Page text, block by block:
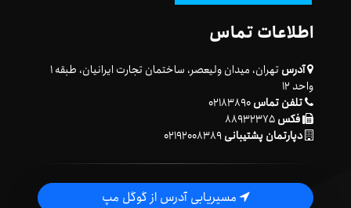
اطلاعات تماس
آدرس
تهران، میدان ولیعصر، ساختمان تجارت ایرانیان، طبقه ۱
واحد ۱۲
تلفن تماس۰۲۱۸۳۸۹۰
فکس۸۸۹۳۲۳۷۵
دپارتمان پشتیبانی۰۲۱۹۲۰۰۸۳۸۹
مسیریابی آدرس از گوگل مپ